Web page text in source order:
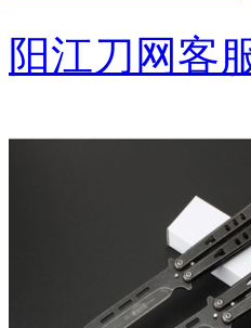
阳江刀网客